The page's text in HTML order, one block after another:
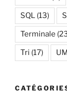
SQL (13)
Terminale
Tri (17)